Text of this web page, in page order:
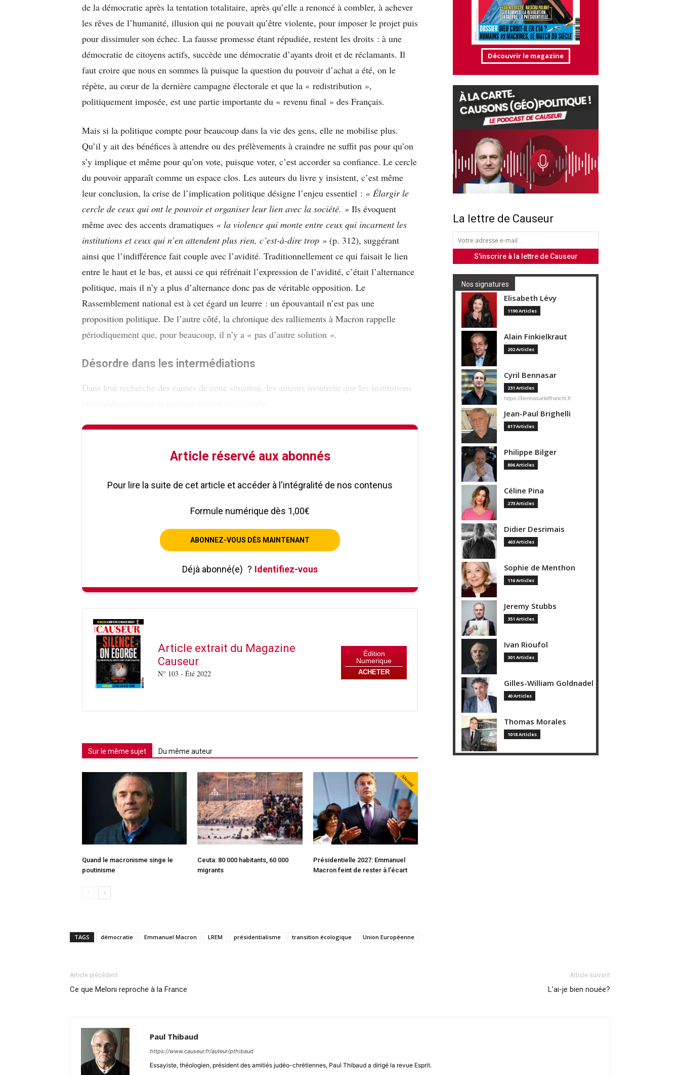
de la démocratie après la tentation totalitaire, après qu’elle a renoncé à combler, à achever
les rêves de l’humanité, illusion qui ne pouvait qu’être violente, pour imposer le projet puis
pour dissimuler son échec. La fausse promesse étant répudiée, restent les droits : à une
démocratie de citoyens actifs, succède une démocratie d’ayants droit et de réclamants. Il
faut croire que nous en sommes là puisque la question du pouvoir d’achat a été, on le
répète, au cœur de la dernière campagne électorale et que la « redistribution »,
politiquement imposée, est une partie importante du « revenu final » des Français.
Mais si la politique compte pour beaucoup dans la vie des gens, elle ne mobilise plus.
Qu’il y ait des bénéfices à attendre ou des prélèvements à craindre ne suffit pas pour qu’on
s’y implique et même pour qu’on vote, puisque voter, c’est accorder sa confiance. Le cercle
du pouvoir apparaît comme un espace clos. Les auteurs du livre y insistent, c’est même
leur conclusion, la crise de l’implication politique désigne l’enjeu essentiel : « Élargir le
cercle de ceux qui ont le pouvoir et organiser leur lien avec la société. » Ils évoquent
même avec des accents dramatiques « la violence qui monte entre ceux qui incarnent les
institutions et ceux qui n’en attendent plus rien, c’est-à-dire trop » (p. 312), suggérant
ainsi que l’indifférence fait couple avec l’avidité. Traditionnellement ce qui faisait le lien
entre le haut et le bas, et aussi ce qui réfrénait l’expression de l’avidité, c’était l’alternance
politique, mais il n’y a plus d’alternance donc pas de véritable opposition. Le
Rassemblement national est à cet égard un leurre : un épouvantail n’est pas une
proposition politique. De l’autre côté, la chronique des ralliements à Macron rappelle
périodiquement que, pour beaucoup, il n’y a « pas d’autre solution ».
Désordre dans les intermédiations
Dans leur recherche des causes de cette situation, les auteurs montrent que les institutions
Article réservé aux abonnés
Pour lire la suite de cet article et accéder à l'intégralité de nos contenus
Formule numérique dès 1,00€
ABONNEZ-VOUS DÈS MAINTENANT
Déjà abonné(e) ? Identifiez-vous
Article extrait du Magazine
Causeur
N° 103 - Été 2022
Édition
Numerique
ACHETER
Sur le même sujet Du même auteur
Quand le macronisme singe le
poutinisme
Ceuta: 80 000 habitants, 60 000
migrants
Abonné
Présidentielle 2027: Emmanuel
Macron feint de rester à l’écart
Découvrir le magazine
La lettre de Causeur
Nos signatures
Elisabeth Lévy
1190 Articles
Alain Finkielkraut
202 Articles
Cyril Bennasar
231 Articles
https://bennasarlaffranchi.fr
Jean-Paul Brighelli
817 Articles
Philippe Bilger
806 Articles
Céline Pina
273 Articles
Didier Desrimais
403 Articles
Sophie de Menthon
116 Articles
Jeremy Stubbs
351 Articles
Ivan Rioufol
301 Articles
Gilles-William Goldnadel
40 Articles
Thomas Morales
1018 Articles
TAGS démocratie Emmanuel Macron LREM présidentialisme transition écologique Union Européenne
Article précédent
Ce que Meloni reproche à la France
Article suivant
L’ai-je bien nouée?
Paul Thibaud
https://www.causeur.fr/auteur/pthibaud
Essayiste, théologien, président des amitiés judéo-chrétiennes, Paul Thibaud a dirigé la revue Esprit.